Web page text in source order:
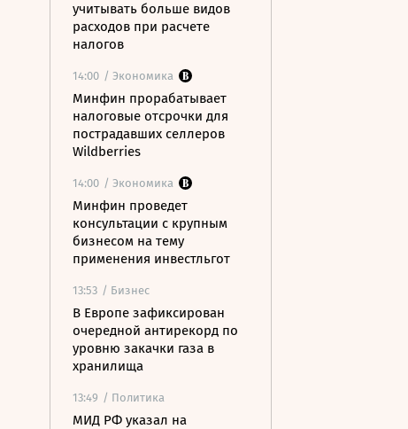
учитывать больше видов
расходов при расчете
налогов
14:00 / Экономика
Минфин прорабатывает
налоговые отсрочки для
пострадавших селлеров
Wildberries
14:00 / Экономика
Минфин проведет
консультации с крупным
бизнесом на тему
применения инвестльгот
13:53 / Бизнес
В Европе зафиксирован
очередной антирекорд по
уровню закачки газа в
хранилища
13:49 / Политика
МИД РФ указал на